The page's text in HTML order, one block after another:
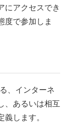
にアクセスでき
度で参加しま
、インターネ
、あるいは相互
します。